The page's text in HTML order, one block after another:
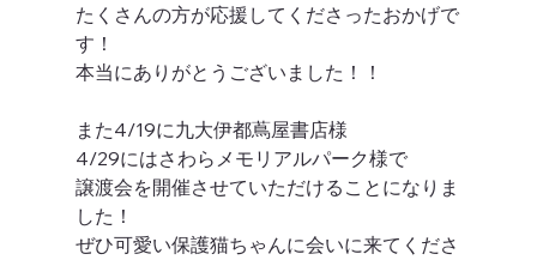
たくさんの方が応援してくださったおかげで
す！
本当にありがとうございました！！
また4/19に九大伊都蔦屋書店様
4/29にはさわらメモリアルパーク様で
譲渡会を開催させていただけることになりま
した！
ぜひ可愛い保護猫ちゃんに会いに来てくださ